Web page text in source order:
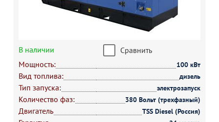
В наличии
Сравнить
Мощность:
100 кВт
Вид топлива: дизель
Тип запуска: электрозапуск
Количество фаз: 380 Вольт (трехфазный)
Двигатель TSS Diesel (Россия)